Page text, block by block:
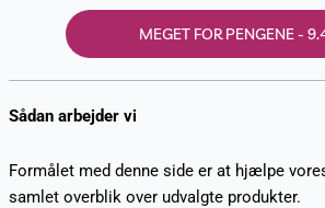
MEGET FOR PENGENE -
Sådan arbejder vi
Formålet med denne side er at hjælpe
samlet overblik over udvalgte produkter.